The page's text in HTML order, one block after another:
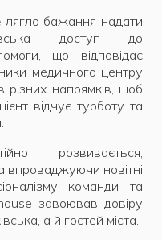
лягло бажання надати
доступ до
що відповідає
медичного центру
різних напрямків, щоб
відчує турботу та
розвивається,
новітні
команди та
завоював довіру
а й гостей міста.